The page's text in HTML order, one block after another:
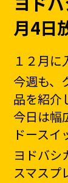
月4日
１２月に
今週も、
品を紹介
今日は幅
ドースイ
ヨドバシ
スマスプ